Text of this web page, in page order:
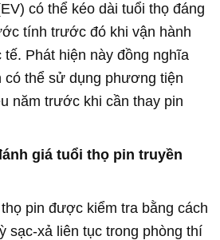
có thể kéo dài tuổi thọ đáng
tính trước đó khi vận hành
Phát hiện này đồng nghĩa
có thể sử dụng phương tiện
năm trước khi cần thay pin
giá tuổi thọ pin truyền
pin được kiểm tra bằng cách
sạc-xả liên tục trong phòng thí